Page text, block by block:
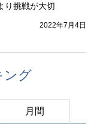
挑戦が大切
2022年7月4日
ング
月間